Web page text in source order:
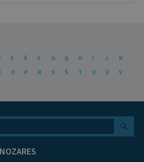
E Ē F G Ģ H I J
K
O P R S Š T U Ū
V
NOZARES